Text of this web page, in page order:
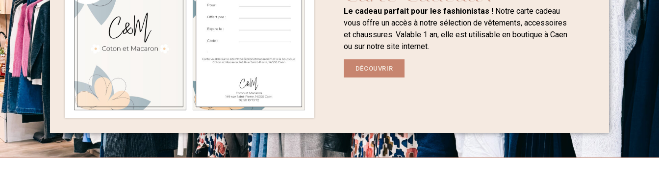
Le cadeau parfait pour les fashionistas !Notre carte cadeau
vous offre un accès à notre sélection de vêtements, accessoires
et chaussures. Valable 1 an, elle est utilisable en boutique à Caen
ou sur notre site internet.
DÉCOUVRIR